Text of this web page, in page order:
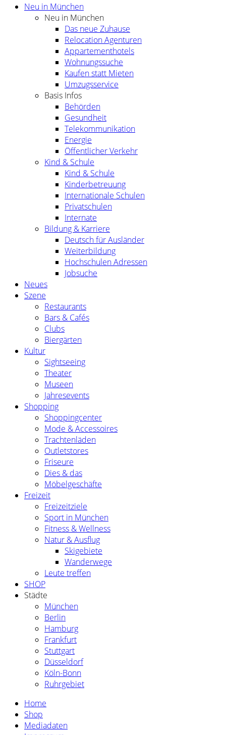
Neu in München
Neu in München
Das neue Zuhause
Relocation Agenturen
Appartementhotels
Wohnungssuche
Kaufen statt Mieten
Umzugsservice
Basis Infos
Behörden
Gesundheit
Telekommunikation
Energie
Öffentlicher Verkehr
Kind & Schule
Kind & Schule
Kinderbetreuung
Internationale Schulen
Privatschulen
Internate
Bildung & Karriere
Deutsch für Ausländer
Weiterbildung
Hochschulen Adressen
Jobsuche
Neues
Szene
Restaurants
Bars & Cafés
Clubs
Biergärten
Kultur
Sightseeing
Theater
Museen
Jahresevents
Shopping
Shoppingcenter
Mode & Accessoires
Trachtenläden
Outletstores
Friseure
Dies & das
Möbelgeschäfte
Freizeit
Freizeitziele
Sport in München
Fitness & Wellness
Natur & Ausflug
Skigebiete
Wanderwege
Leute treffen
SHOP
Städte
München
Berlin
Hamburg
Frankfurt
Stuttgart
Düsseldorf
Köln-Bonn
Ruhrgebiet
Home
Shop
Mediadaten